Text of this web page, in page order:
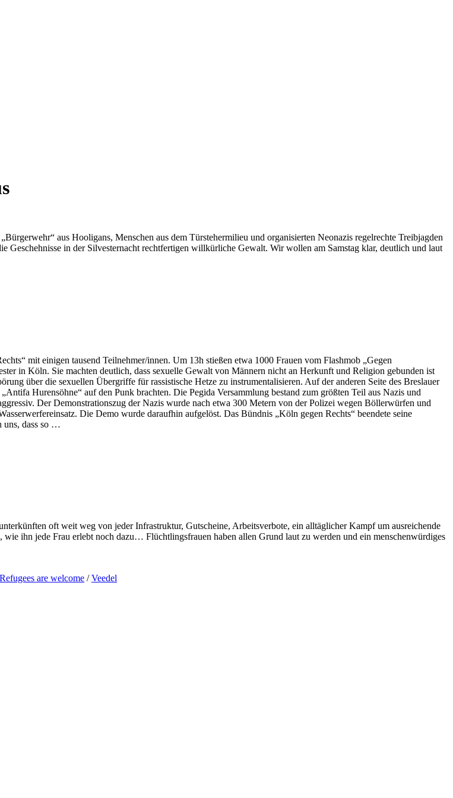
aus Hooligans, Menschen aus dem Türstehermilieu und organisierten Neonazis regelrechte Treibjagden
Geschehnisse in der Silvesternacht rechtfertigen willkürliche Gewalt. Wir wollen am Samstag klar, deutlich und laut
mit einigen tausend Teilnehmer/innen. Um 13h stießen etwa 1000 Frauen vom Flashmob „Gegen
in Köln. Sie machten deutlich, dass sexuelle Gewalt von Männern nicht an Herkunft und Religion gebunden ist
über die sexuellen Übergriffe für rassistische Hetze zu instrumentalisieren. Auf der anderen Seite des Breslauer
Hurensöhne“ auf den Punk brachten. Die Pegida Versammlung bestand zum größten Teil aus Nazis und
Der Demonstrationszug der Nazis wurde nach etwa 300 Metern von der Polizei wegen Böllerwürfen und
Die Demo wurde daraufhin aufgelöst. Das Bündnis „Köln gegen Rechts“ beendete seine
uns, dass so …
oft weit weg von jeder Infrastruktur, Gutscheine, Arbeitsverbote, ein alltäglicher Kampf um ausreichende
ihn jede Frau erlebt noch dazu… Flüchtlingsfrauen haben allen Grund laut zu werden und ein menschenwürdiges
Refugees are welcome /Veedel